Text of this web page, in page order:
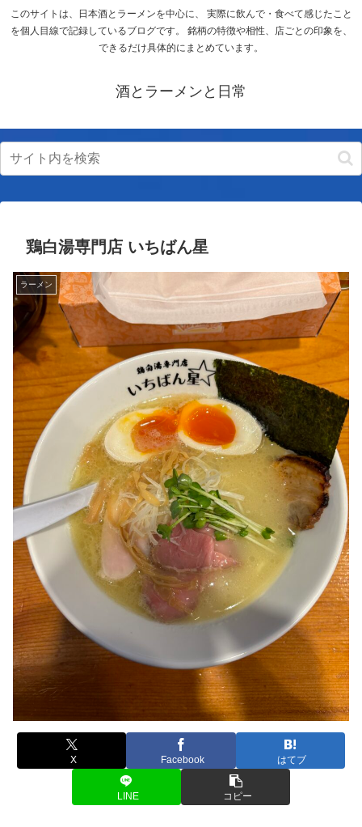
このサイトは、日本酒とラーメンを中心に、 実際に飲んで・食べて感じたこと
を個人目線で記録しているブログです。 銘柄の特徴や相性、店ごとの印象を、
できるだけ具体的にまとめています。
酒とラーメンと日常
鶏白湯専門店 いちばん星
ラーメン
X Facebook はてブ
LINE コピー